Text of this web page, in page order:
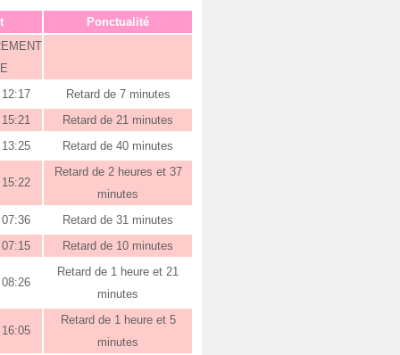
Ponctualité
Retard de 7 minutes
Retard de 21 minutes
Retard de 40 minutes
Retard de 2 heures et 37
minutes
Retard de 31 minutes
Retard de 10 minutes
Retard de 1 heure et 21
minutes
Retard de 1 heure et 5
minutes